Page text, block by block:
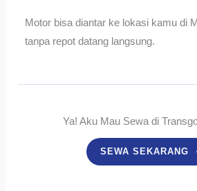
Motor bisa diantar ke lokasi kamu di
tanpa repot datang langsung.
Ya! Aku Mau Sewa di
SEWA SEKARANG